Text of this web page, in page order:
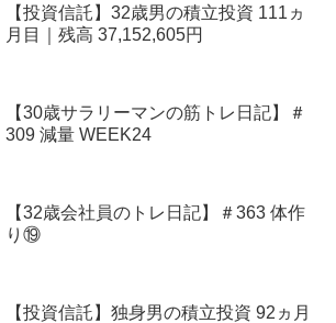
【投資信託】32歳男の積立投資 111ヵ
月目｜残高 37,152,605円
【30歳サラリーマンの筋トレ日記】＃
309 減量 WEEK24
【32歳会社員のトレ日記】＃363 体作
り⑲
【投資信託】独身男の積立投資 92ヵ月